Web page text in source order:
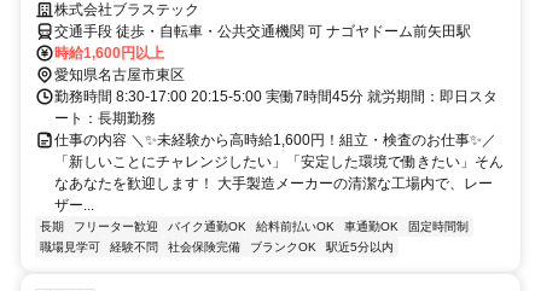
払い・週払いOKで即収入GET♪駅チカ徒歩5分＆長期休暇ありでプライ
ベートも充実！男女問わず幅広い世代が活躍中の職場です✨
株式会社ブラステック
交通手段 徒歩・自転車・公共交通機関 可 ナゴヤドーム前矢田駅
時給1,600円以上
愛知県名古屋市東区
勤務時間 8:30-17:00 20:15-5:00 実働7時間45分 就労期間：即日スタ
ート：長期勤務
仕事の内容 ＼✨未経験から高時給1,600円！組立・検査のお仕事✨／
「新しいことにチャレンジしたい」「安定した環境で働きたい」そん
なあなたを歓迎します！ 大手製造メーカーの清潔な工場内で、レー
ザー...
長期 フリーター歓迎 バイク通勤OK 給料前払いOK 車通勤OK
固定時間制
職場見学可
経験不問 社会保険完備 ブランクOK 駅近5分以内